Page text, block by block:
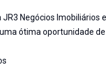
Negócios
ótima oportunidade